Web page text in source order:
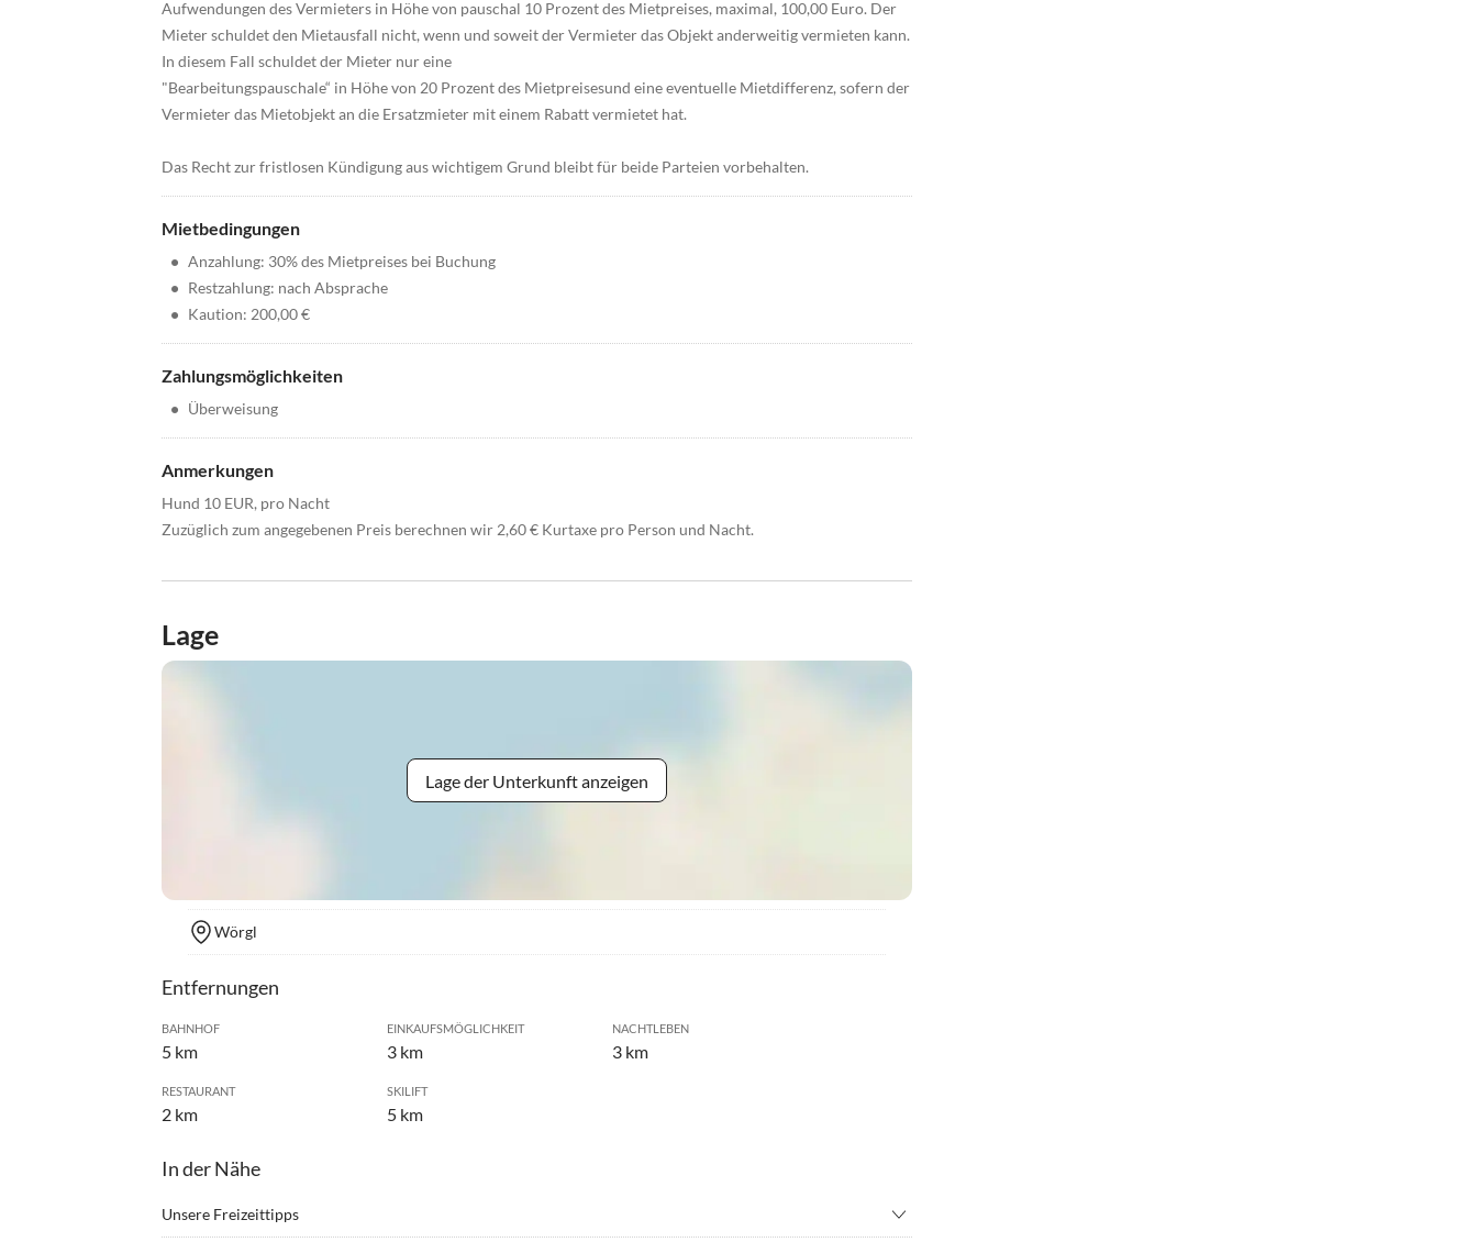
Aufwendungen des Vermieters in Höhe von pauschal 10 Prozent des Mietpreises, maximal, 100,00 Euro. Der
Mieter schuldet den Mietausfall nicht, wenn und soweit der Vermieter das Objekt anderweitig vermieten kann.
In diesem Fall schuldet der Mieter nur eine
"Bearbeitungspauschale“ in Höhe von 20 Prozent des Mietpreisesund eine eventuelle Mietdifferenz, sofern der
Vermieter das Mietobjekt an die Ersatzmieter mit einem Rabatt vermietet hat.
Das Recht zur fristlosen Kündigung aus wichtigem Grund bleibt für beide Parteien vorbehalten.
Mietbedingungen
• Anzahlung: 30% des Mietpreises bei Buchung
• Restzahlung: nach Absprache
• Kaution: 200,00 €
Zahlungsmöglichkeiten
• Überweisung
Anmerkungen
Hund 10 EUR, pro Nacht
Zuzüglich zum angegebenen Preis berechnen wir 2,60 € Kurtaxe pro Person und Nacht.
Lage
Lage der Unterkunft anzeigen
Wörgl
Entfernungen
BAHNHOF
5 km
EINKAUFSMÖGLICHKEIT
3 km
NACHTLEBEN
3 km
RESTAURANT
2 km
SKILIFT
5 km
In der Nähe
Unsere Freizeittipps